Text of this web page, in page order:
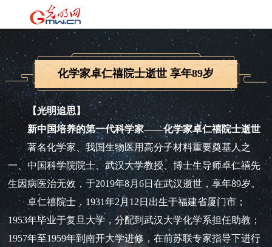
化学家卓仁禧院士逝世 享年89岁
【光明追思】
新中国培养的第一代科学家——化学家卓仁禧院士逝世
著名化学家、我国生物医用高分子材料重要奠基人之
一、中国科学院院士、武汉大学教授、博士生导师卓仁禧先
生因病医治无效，于2019年8月6日在武汉逝世，享年89岁。
卓仁禧院士，1931年2月12日出生于福建省厦门市；
1953年毕业于复旦大学，分配到武汉大学化学系担任助教；
1957年至1959年到南开大学进修，在前苏联专家指导下进行